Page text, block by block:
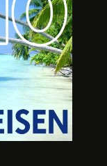
A3M –
Mit Krisen-